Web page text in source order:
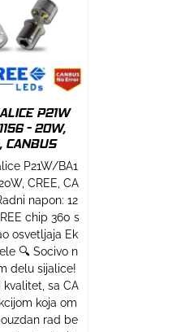
P21W
- 20W,
CANBUS
P21W/BA1
CREE, CA
napon: 12
chip 360 s
osvetljaja Ek
🔍 Socivo n
delu sijalice!
kvalitet, sa CA
koja om
rad be